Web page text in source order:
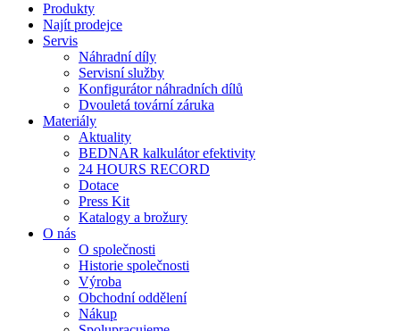
Produkty
Najít prodejce
Servis
Náhradní díly
Servisní služby
Konfigurátor náhradních dílů
Dvouletá tovární záruka
Materiály
Aktuality
BEDNAR kalkulátor efektivity
24 HOURS RECORD
Dotace
Press Kit
Katalogy a brožury
O nás
O společnosti
Historie společnosti
Výroba
Obchodní oddělení
Nákup